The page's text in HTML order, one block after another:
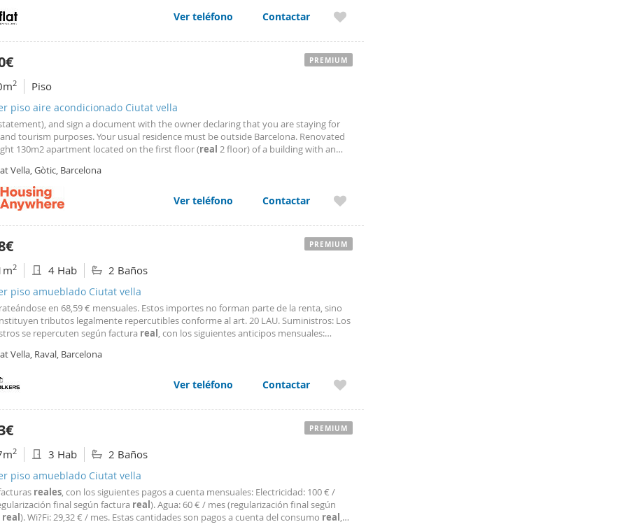
Ver teléfono Contactar
2 Piso
piso aire acondicionado Ciutat vella
and sign a document with the owner declaring that you are staying for
tourism purposes. Your usual residence must be outside Barcelona. Renovated
130m2 apartment located on the first floor (real 2 floor) of a building with an
and an American kitchen with an island
Vella, Gòtic, Barcelona
Ver teléfono Contactar
PREMIUM
2 4 Hab 2 Baños
piso amueblado Ciutat vella
en 68,59 € mensuales. Estos importes no forman parte de la renta, sino
tributos legalmente repercutibles conforme al art. 20 LAU. Suministros: Los
se repercuten según factura real, con los siguientes anticipos mensuales:
factura) Wifi: 29,41
Vella, Raval, Barcelona
Ver teléfono Contactar
PREMIUM
2 3 Hab 2 Baños
piso amueblado Ciutat vella
reales, con los siguientes pagos a cuenta mensuales: Electricidad: 100 € /
final según factura real). Agua: 60 € / mes (regularización final según
real). Wi?Fi: 29,32 € / mes. Estas cantidades son pagos a cuenta del consumo real,
PREMIUM